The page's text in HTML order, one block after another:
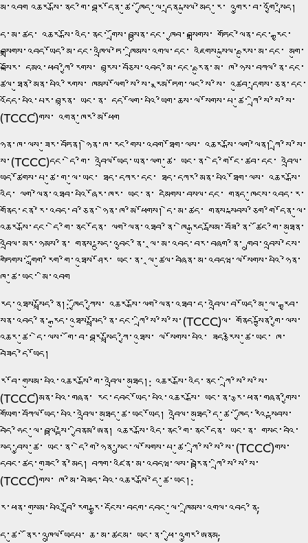
མི་འབག འཆར་སྒོ་ནང་གི་བརྡ་དོན་ཚུ་ ཁྱོད་ལུ་དྲན་སྐུལ་མེད་རུ་ འགྱུར་བ་འགྱོ་སྲིད།
དེ་མ་ཚད་ འཆར་སྒོ་འདི་ནང་ གྲོས་བསྟུན་དང་ ཁྱབ་བསྒྲགས་ གཏོང་ལེན་དང་ རྒྱང་
བསྒྲགས་འབད་ཡོད་མི་དང་འཁྲིལ་ཏེ་ ཁྲིམས་འགལ་དང་ འཇིགས་སྐུལ་ རྫུས་མ་དང་ མགུ་
བསྐོར་ དམའ་ཕབ་ཀྱི་རིགས་ བརྙས་བཅོས་འབད་མི་དང་ རྫུན་མ་ ཁ་ཉེས་བཀལ་ནི་དང་
ཚུལ་ཐུན་མེན་པའི་རིགས་ ཁམས་ལོག་སི་སི་ རྣམ་ཏོག་ལང་སི་སི་ འཚུབ་དྲགས་ཅན་དང་
འདོད་པའི་པར་བརྙན་ ཡང་ན་ དད་ལོག་པའི་ཡིག་ཆས་ལ་སོགས་པ་ཚུ་ ཀྲི་སི་སི་སི་
(TCCC)གིས་ འགན་ཁུར་མི་ཕོག
ཉེན་ཁ་ལས་ཟུར་བཏོན། ཉེན་ཁ་རང་གིས་འབག་ཐོག་ལས་ འཆར་སྒོ་ལག་ལེན། ཀྲི་སི་སི་
སི་(TCCC)དང་ དེ་གི་ འབྲེལ་ཡོད་ཡན་ལག་ཚུ་ ཡང་ན་ དེ་གི་ངོ་ཚབ་དང་ འབྲེལ་
ཡོད་ཚོགས་པ་ཚུ་ག་ལུ་ཡང་ ཐད་དཀར་དང་ ཐད་དཀར་མིན་པའི་ཐོག་ལས་ འཆར་སྒོ་
འདི་ ལག་ལེན་འཐབ་པའི་ཞོར་ཁར་ ཡང་ན་ དམིགས་བསལ་དང་ གནད་ཁུངས་འབད་ར་
གནོད་ངན་རེ་འབད་བ་ཅིན་ ཉེན་ཁ་མི་ཕོགས། དེ་མ་ཚད་ གནས་སྐབས་ཅིག་གི་དོན་ལུ་
འཆར་སྒོ་དང་ དེ་གི་ནང་དོན་ ལག་ལེན་འཐབ་ནི་ ཁེ་རྒུད་སྦོམ་བཟོ་ནི་ ཚོང་གི་མཐུན་
འབྲེལ་མར་ཉམས་ནི་ གནས་སྡུད་འབྱང་ནི་ ལཱ་མ་འབད་བར་བཞག་ནི་ གྲུབ་འབྲས་ངེས་
གཏིགས་ གློག་རིག་གི་འཐུས་ཤོར་ ཡང་ན་ ལཱ་ཚུལ་བཞིན་མ་འབདཝ་ལ་སོགས་པའི་ཉེན་
ཁ་ཚུ་ཡང་ མི་འབག
རྒུད་འཐུས་སྤྲོད་ནི།: ཁྱོད་ཀྱིས་ འཆར་སྒོ་ལག་ལེན་འཐབ་ད་འབྲེལ་བ་ཡོད་མི་ལུ་ རྒྱབ་
སྣོན་འབད་ནི་ རྒུད་འཐུས་སྤྲོད་ནི་དང་ ཀྲི་སི་སི་སི་(TCCC)ལུ་ གནོད་སྐྱོན་གྱི་ལས་
འཆར་ཚུ་ དེ་ལས་ གོ་བ་བརྡ་སྤྲོད་ཀྱི་འཐུས་ ལ་སོགས་པའི་ ཟད་རྩིས་ཚུ་ཡང་ ཁ་
བཟེད་དེ་ཡོད།
རྩ་བོ་གསུམ་པའི་འཆར་སྒོ་གི་འབྲེལ་མཐུད།: འཆར་སྒོ་འདི་ནང་ ཀྲི་སི་སི་སི་
(TCCC)མིན་པའི་གཞན་ རང་དབང་ཡོད་པའི་འཆར་སྒོ་ ཡང་ན་ རྩ་ཕན་གཞན་གྱིས་
གཡོག་བཀོལ་ཡོད་པའི་འབྲེལ་མཐུད་ཚུ་ཡང་ཡོད། འབྲེལ་མཐུད་དེ་ཚུ་ ཁྱོད་རའི་སྟབས་
བདེ་ཧིང་ལུ་བལྟ་སྟེ་ བྱིནམ་ཨིན། འཆར་སྒོ་འདི་ནང་གི་ནང་དོན་ ཡང་ན་ གསང་བའི་
སྲིད་བྱུས་ཚུ་ ཡང་ན་ དེ་གི་ཉེན་སྲུང་ལ་སོགས་པ་ཚུ་ ཀྲི་སི་སི་སི་(TCCC)གིས་
དབང་ཚད་གཟུང་ནི་མེད། བཀག་འཛིན་མ་འབདཝ་ལས་བརྟེན་ ཀྲི་སི་སི་སི་
(TCCC)གིས་ ཁ་མི་བཟེད་བའི་འཆར་སྒོ་དེ་ཚུ་ཡང།:
རྩ་ཕན་གསུམ་པའི་བློ་རིག་རྒྱུ་དངོས་བདག་དབང་ལུ་ ཁྲིམས་འགལ་འབད་ནི;
དེ་ཚུ་ ནོར་འཁྲུལ་ཡོདཔ་ ཆ་མ་ཚངམ་ ཡང་ན་ ཕྱི་འགྱུར་ཨིནམ;